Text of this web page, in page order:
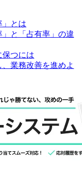
」とは
と「占有率」の違
保つには
業務改善を進めよ